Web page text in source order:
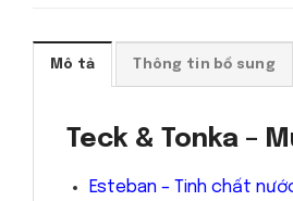
Mô tả Thông tin bổ sung
Teck & Tonka –
Esteban – Tinh chất